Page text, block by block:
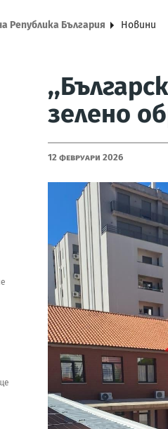
Република България Новини
зелено
12 Февруари 2026